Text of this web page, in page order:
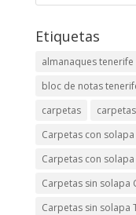
Etiquetas
almanaques tenerife
bloc de notas
carpetas
Carpetas con
Carpetas con
Carpetas sin solapa
Carpetas sin solapa